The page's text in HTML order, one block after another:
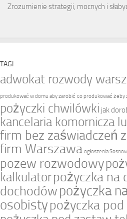
Zrozumienie strategii, mocnych i
TAGI
adwokat rozwody
produkować w domu aby zarobić co produkować żeby
pożyczki chwilówki jak
kancelaria komornicza
firm bez zaświadczeń
firm Warszawa ogłoszenia
pozew rozwodowy
kalkulatorpożyczka na
dochodówpożyczka
osobistypożyczka